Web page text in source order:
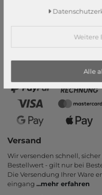
Versand
Wir versenden schnell,
Bestell­wert - gilt nur bei
Die Ver­sendung Ihrer Ware
eingang ...mehr erfahren
Weitere
Alle